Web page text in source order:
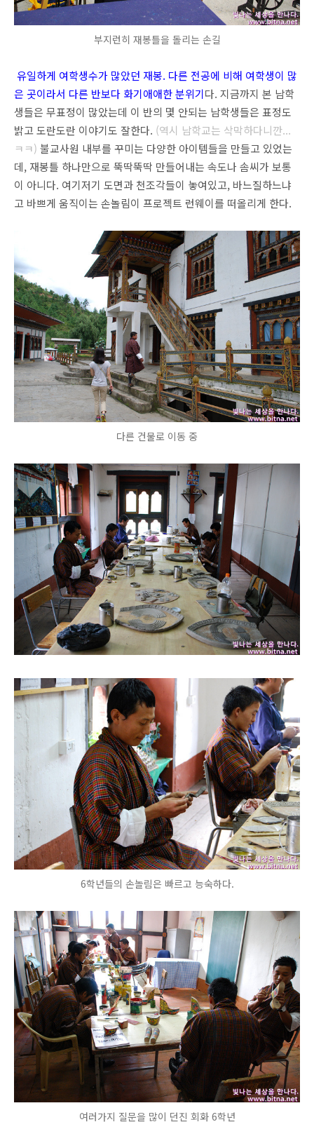
부지런히 재봉틀을 돌리는 손길
유일하게 여학생수가 많았던 재봉. 다른 전공에 비해 여학생이 많
은 곳이라서 다른 반보다 화기애애한 분위기다. 지금까지 본 남학
생들은 무표정이 많았는데 이 반의 몇 안되는 남학생들은 표정도
밝고 도란도란 이야기도 잘한다. (역시 남학교는 삭막하다니깐...
ㅋㅋ) 불교사원 내부를 꾸미는 다양한 아이템들을 만들고 있었는
데, 재봉틀 하나만으로 뚝딱뚝딱 만들어내는 속도나 솜씨가 보통
이 아니다. 여기저기 도면과 천조각들이 놓여있고, 바느질하느냐
고 바쁘게 움직이는 손놀림이 프로젝트 런웨이를 떠올리게 한다.
다른 건물로 이동 중
6학년들의 손놀림은 빠르고 능숙하다.
여러가지 질문을 많이 던진 회화 6학년